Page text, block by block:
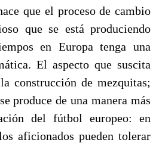
que el proceso de cambio
que se está produciendo
en Europa tenga una
El aspecto que suscita
construcción de mezquitas;
produce de una manera más
del fútbol europeo: en
aficionados pueden tolerar